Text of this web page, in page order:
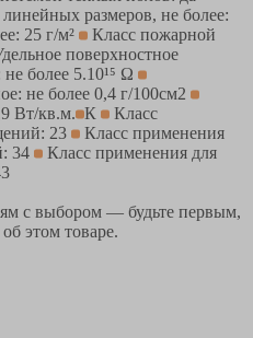
размеров, не более:
25 г/м²
Класс пожарной
поверхностное
более 5.10¹⁵ Ω
не более 0,4 г/100см2
Вт/кв.м. К
Класс
23
Класс применения
34
Класс применения для
с выбором — будьте первым,
этом товаре.